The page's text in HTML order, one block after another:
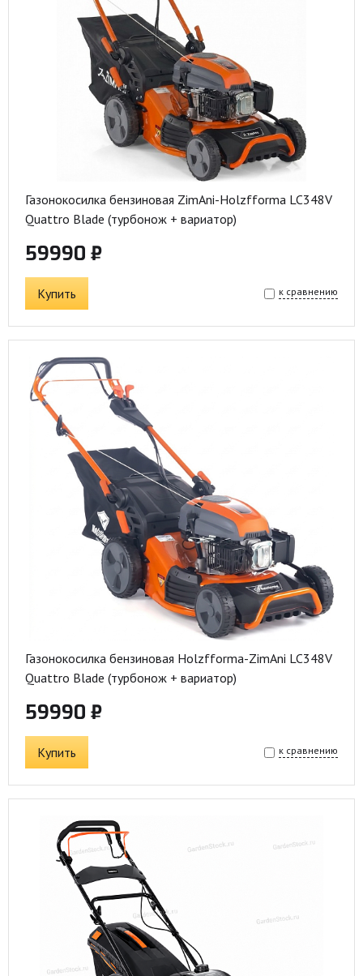
Газонокосилка бензиновая ZimAni-Holzfforma LC348V
Quattro Blade (турбонож + вариатор)
59990 ₽
Купить к сравнению
Газонокосилка бензиновая Holzfforma-ZimAni LC348V
Quattro Blade (турбонож + вариатор)
59990 ₽
Купить к сравнению